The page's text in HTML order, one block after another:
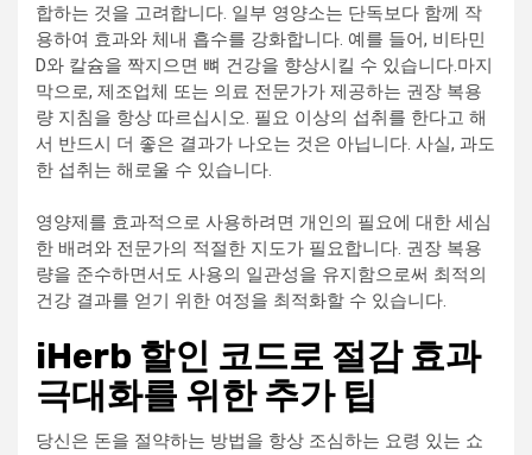
합하는 것을 고려합니다. 일부 영양소는 단독보다 함께 작
용하여 효과와 체내 흡수를 강화합니다. 예를 들어, 비타민
D와 칼슘을 짝지으면 뼈 건강을 향상시킬 수 있습니다.마지
막으로, 제조업체 또는 의료 전문가가 제공하는 권장 복용
량 지침을 항상 따르십시오. 필요 이상의 섭취를 한다고 해
서 반드시 더 좋은 결과가 나오는 것은 아닙니다. 사실, 과도
한 섭취는 해로울 수 있습니다.
영양제를 효과적으로 사용하려면 개인의 필요에 대한 세심
한 배려와 전문가의 적절한 지도가 필요합니다. 권장 복용
량을 준수하면서도 사용의 일관성을 유지함으로써 최적의
건강 결과를 얻기 위한 여정을 최적화할 수 있습니다.
iHerb 할인 코드로 절감 효과
극대화를 위한 추가 팁
당신은 돈을 절약하는 방법을 항상 조심하는 요령 있는 쇼